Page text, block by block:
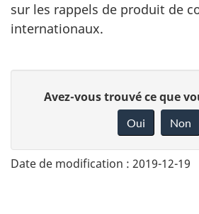
sur les rappels de produit de
internationaux.
n
Avez-vous trouvé ce que
Oui Non
Date de modification : 2019-12-19